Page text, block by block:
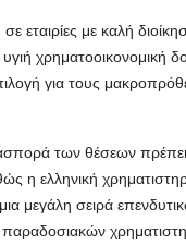
εταιρίες με καλή
χρηματοοικονομική
για τους
των θέσεων πρέπει
η ελληνική
μεγάλη σειρά